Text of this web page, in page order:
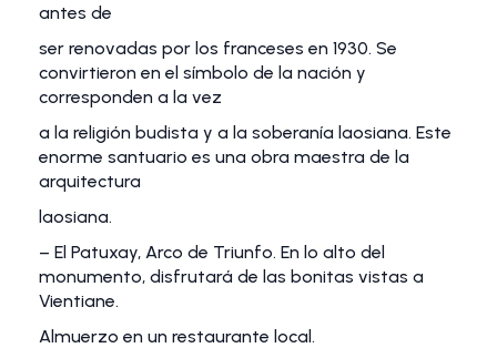
antes de
ser renovadas por los franceses en 1930. Se
convirtieron en el símbolo de la nación y
corresponden a la vez
a la religión budista y a la soberanía laosiana. Este
enorme santuario es una obra maestra de la
arquitectura
laosiana.
– El Patuxay, Arco de Triunfo. En lo alto del
monumento, disfrutará de las bonitas vistas a
Vientiane.
Almuerzo en un restaurante local.